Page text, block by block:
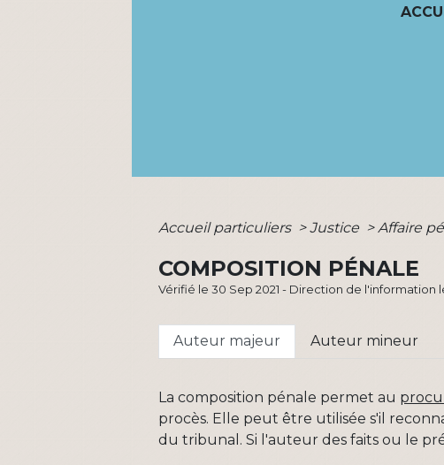
Accueil particuliers > Justice > Affaire
COMPOSITION PÉNALE
Vérifié le 30 Sep 2021 - Direction de
Auteur majeur Auteur mineur
La composition pénale permet au
procès. Elle peut être utilisée s'il
du tribunal. Si l'auteur des faits ou le